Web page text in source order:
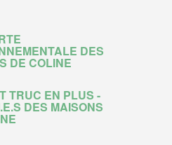
DES
DE COLINE
TRUC EN PLUS -
DES MAISONS